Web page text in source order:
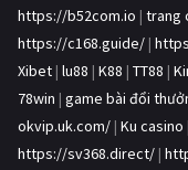
https://b52com.io | trang
https://c168.guide/ |
Xibet | lu88 | K88 | TT88 |
78win | game bài đổi
okvip.uk.com/ | Ku casino
https://sv368.direct/ |